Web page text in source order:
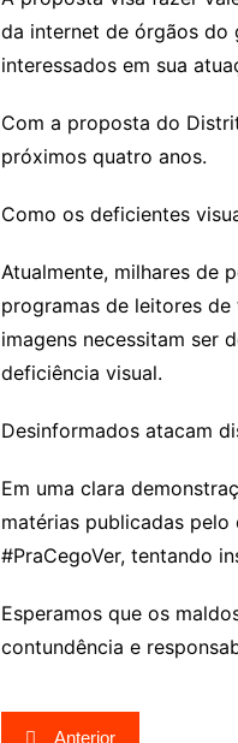
da internet de órgãos do
interessados em sua
Com a proposta do
próximos quatro anos.
Como os deficientes
Atualmente, milhares de
programas de leitores
imagens necessitam ser
deficiência visual.
Desinformados atacam
Em uma clara
matérias publicadas
#PraCegoVer, tentando
Esperamos que os
contundência e
Navegação
Anterior